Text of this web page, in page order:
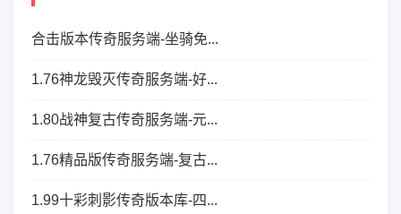
合击版本传奇服务端-坐骑免...
1.76神龙毁灭传奇服务端-好...
1.80战神复古传奇服务端-元...
1.76精品版传奇服务端-复古...
1.99十彩刺影传奇版本库-四...